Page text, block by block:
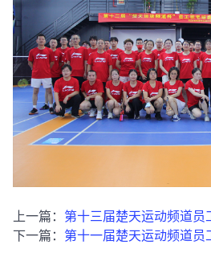
上一篇： 第十三届楚天运动频道员
下一篇： 第十一届楚天运动频道员